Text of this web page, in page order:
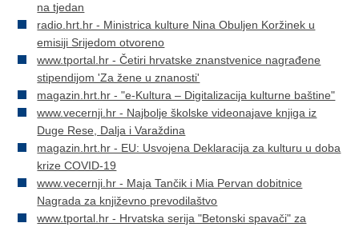
na tjedan
radio.hrt.hr - Ministrica kulture Nina Obuljen Koržinek u
emisiji Srijedom otvoreno
www.tportal.hr - Četiri hrvatske znanstvenice nagrađene
stipendijom 'Za žene u znanosti'
magazin.hrt.hr - "e-Kultura – Digitalizacija kulturne baštine"
www.vecernji.hr - Najbolje školske videonajave knjiga iz
Duge Rese, Dalja i Varaždina
magazin.hrt.hr - EU: Usvojena Deklaracija za kulturu u doba
krize COVID-19
www.vecernji.hr - Maja Tančik i Mia Pervan dobitnice
Nagrada za književno prevodilaštvo
www.tportal.hr - Hrvatska serija "Betonski spavači" za